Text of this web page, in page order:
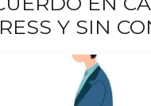
Y SIN